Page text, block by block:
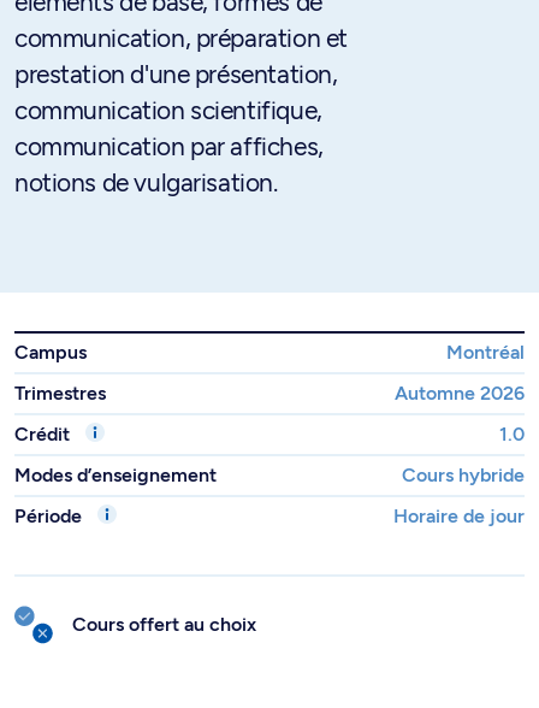
communication, préparation et
prestation d'une présentation,
communication scientifique,
communication par affiches,
notions de vulgarisation.
Campus
Montréal
Trimestres
Automne 2026
Crédit
1.0
Modes d’enseignement
Cours hybride
Période
Horaire de jour
Cours offert au choix